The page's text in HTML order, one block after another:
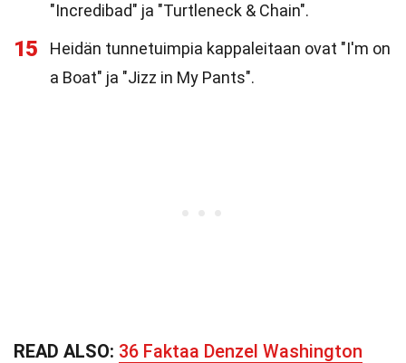
"Incredibad" ja "Turtleneck & Chain".
15
Heidän tunnetuimpia kappaleitaan ovat "I'm on
a Boat" ja "Jizz in My Pants".
READ ALSO: 36 Faktaa Denzel Washington